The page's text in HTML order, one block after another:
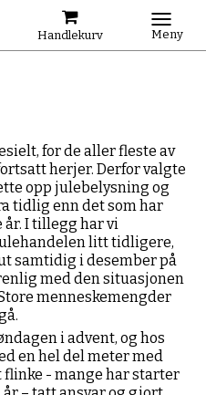
Handlekurv Meny
for de aller fleste av
herjer. Derfor valgte
opp julebelysning og
tidlig enn det som har
I tillegg har vi
litt tidligere,
samtidig i desember på
med den situasjonen
menneskemengder
i advent, og hos
en hel del meter med
- mange har starter